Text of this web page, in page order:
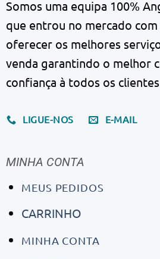
Somos uma equipa 100%
que entrou no mercado com
oferecer os melhores
venda garantindo o melhor
confiança à todos os
LIGUE-NOS E-MAIL
MINHA CONTA
MEUS PEDIDOS
CARRINHO
MINHA CONTA